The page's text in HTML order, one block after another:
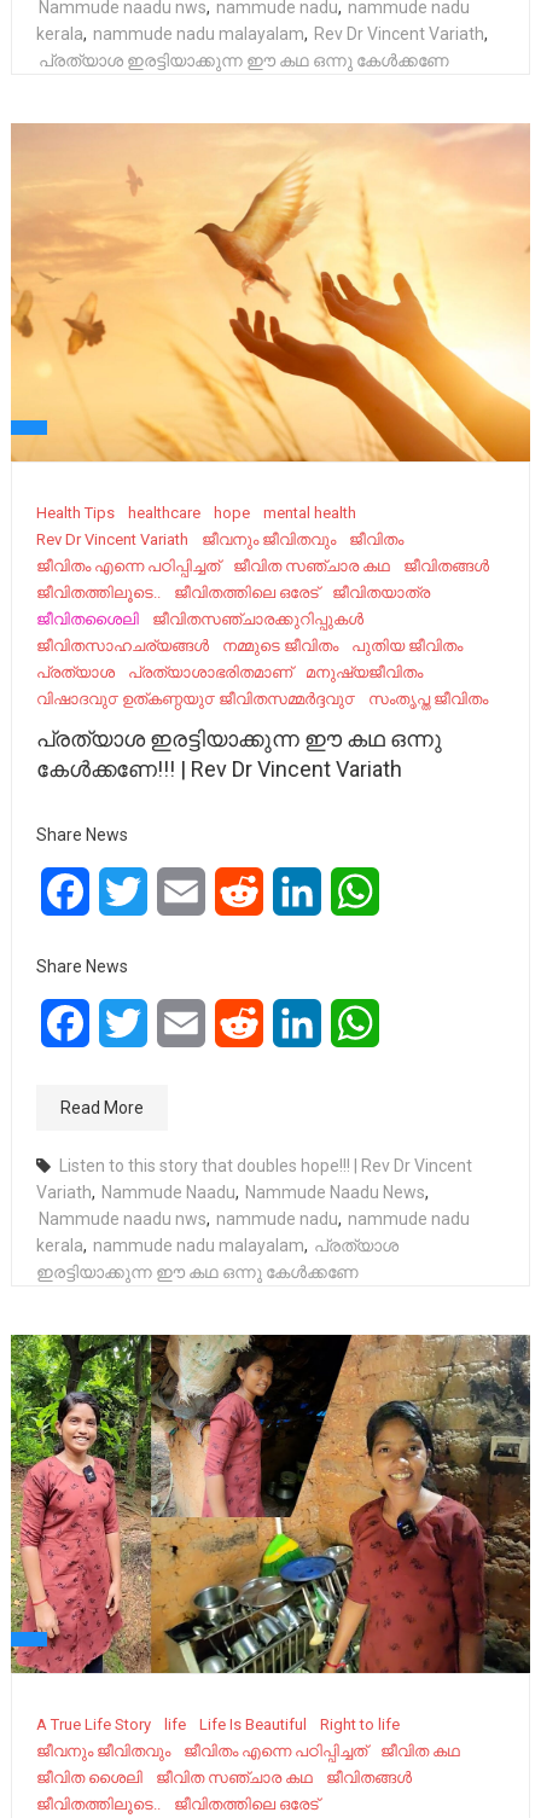
Nammude naadu nws, nammude nadu, nammude nadu
kerala, nammude nadu malayalam, Rev Dr Vincent Variath,
പ്രത്യാശ ഇരട്ടിയാക്കുന്ന ഈ കഥ ഒന്നു കേൾക്കണേ
Health Tips healthcare hope
mental health
Rev Dr Vincent Variath
ജീവനും ജീവിതവും
ജീവിതം
ജീവിതം എന്നെ പഠിപ്പിച്ചത്
ജീവിത സഞ്ചാര കഥ
ജീവിതങ്ങൾ
ജീവിതത്തിലൂടെ..
ജീവിതത്തിലെ ഒരേട്
ജീവിതയാത്ര
ജീവിതശൈലി
ജീവിതസഞ്ചാരക്കുറിപ്പുകൾ
ജീവിതസാഹചര്യങ്ങൾ
നമ്മുടെ ജീവിതം
പുതിയ ജീവിതം
പ്രത്യാശ
പ്രത്യാശാഭരിതമാണ്
മനുഷ്യജീവിതം
വിഷാദവു൦ ഉത്കണ്ഠയു൦ ജീവിതസമ്മർദ്ദവു൦
സംതൃപ്ത ജീവിതം
പ്രത്യാശ ഇരട്ടിയാക്കുന്ന ഈ കഥ ഒന്നു
കേൾക്കണേ!!! | Rev Dr Vincent Variath
Share News
FacebookTwitter Email Reddit LinkedIn
Share News
FacebookTwitter Email Reddit LinkedIn
Read More
Listen to this story that doubles hope!!! | Rev Dr Vincent
Variath, Nammude Naadu, Nammude Naadu News,
Nammude naadu nws, nammude nadu, nammude nadu
kerala, nammude nadu malayalam, പ്രത്യാശ
ഇരട്ടിയാക്കുന്ന ഈ കഥ ഒന്നു കേൾക്കണേ
A True Life Story life Life Is Beautiful
Right to life
ജീവനും ജീവിതവും
ജീവിതം എന്നെ പഠിപ്പിച്ചത്
ജീവിത കഥ
ജീവിത ശൈലി
ജീവിത സഞ്ചാര കഥ
ജീവിതങ്ങൾ
ജീവിതത്തിലൂടെ..
ജീവിതത്തിലെ ഒരേട്